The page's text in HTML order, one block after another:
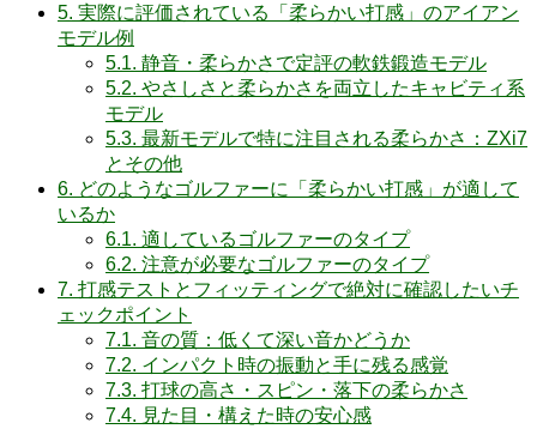
5. 実際に評価されている「柔らかい打感」のアイアン
モデル例
5.1. 静音・柔らかさで定評の軟鉄鍛造モデル
5.2. やさしさと柔らかさを両立したキャビティ系
モデル
5.3. 最新モデルで特に注目される柔らかさ：ZXi7
とその他
6. どのようなゴルファーに「柔らかい打感」が適して
いるか
6.1. 適しているゴルファーのタイプ
6.2. 注意が必要なゴルファーのタイプ
7. 打感テストとフィッティングで絶対に確認したいチ
ェックポイント
7.1. 音の質：低くて深い音かどうか
7.2. インパクト時の振動と手に残る感覚
7.3. 打球の高さ・スピン・落下の柔らかさ
7.4. 見た目・構えた時の安心感